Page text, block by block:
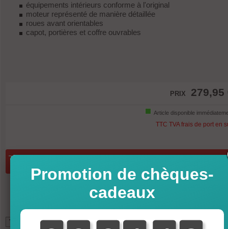
équipements intérieurs conforme à l'original
moteur représenté de manière détaillée
roues avant orientables
capot, portières et coffre ouvrables
PRIX 279,95
Article disponible
TTC TVA frais de port en
Promotion de chèques-
cadeaux